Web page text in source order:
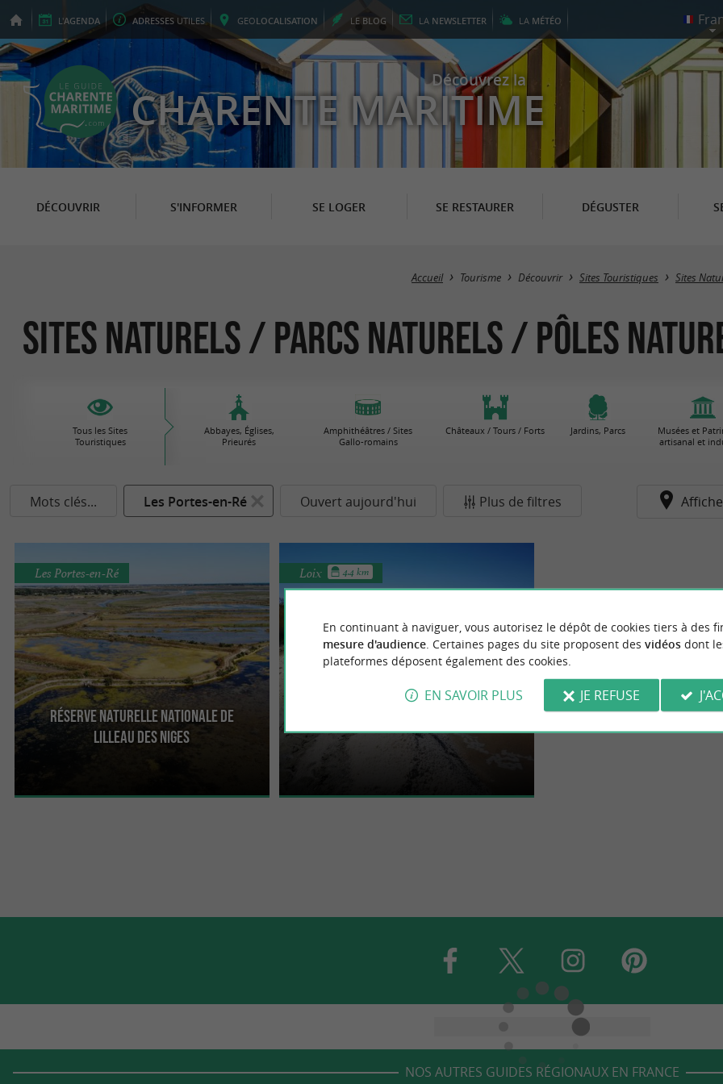
L'AGENDA ADRESSES UTILES GEOLOCALISATION LE BLOG LA NEWSLETTER LA MÉTÉO
Découvrez la
CHARENTE MARITIME
DÉCOUVRIR S'INFORMER SE LOGER SE RESTAURER DÉGUSTER
Accueil Tourisme Découvrir Sites Touristiques Sites
Sites Naturels / Parcs Naturels / Pôles
Tous les Sites
Touristiques
Abbayes, Églises,
Prieurés
Amphithéâtres / Sites
Gallo-romains
Châteaux / Tours / Forts Jardins, Parcs
Musées et
artisanal et
Mots clés... Les Portes-en-Ré Ouvert aujourd'hui Plus de filtres
Réserve Naturelle Nationale de
Lilleau des Niges
Les Portes-en-Ré
La Réserve Naturelle Nationale de Lilleau des
Niges est un joyau de biodiversité situé à
Loix 4.4 km
Les Marais salants de l’île de Ré sont le lieu idéal
pour apprécier l’écosystème atypique de cette île.
NOS AUTRES GUIDES RÉGIONAUX EN FRANCE
En continuant à naviguer, vous autorisez le dépôt de cookies tiers à des
mesure d'audience. Certaines pages du site proposent des vidéosdont
plateformes déposent également des cookies.
EN SAVOIR PLUS JE REFUSE